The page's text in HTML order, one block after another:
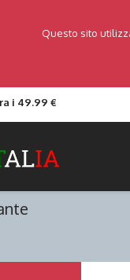
Questo sito
i 49.99 €